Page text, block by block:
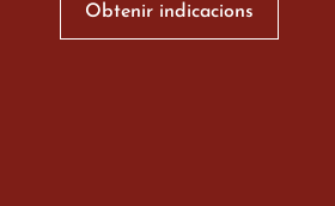
Obtenir indicacions